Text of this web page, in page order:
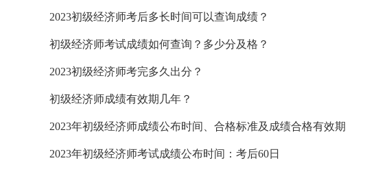
2023初级经济师考后多长时间可以查询成绩？
初级经济师考试成绩如何查询？多少分及格？
2023初级经济师考完多久出分？
初级经济师成绩有效期几年？
2023年初级经济师成绩公布时间、合格标准及成绩合格有效期
2023年初级经济师考试成绩公布时间：考后60日